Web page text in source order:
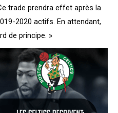
trade prendra effet après la
2020 actifs. En attendant,
de principe. »